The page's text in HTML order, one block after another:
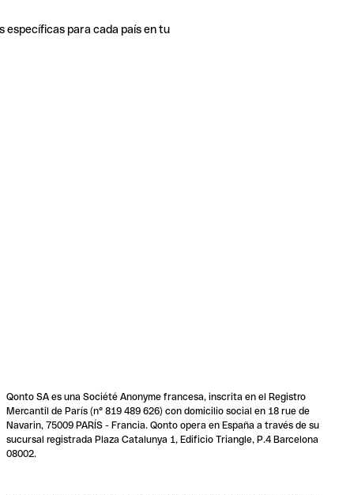
específicas para cada país en tu
Qonto SA es una Société Anonyme francesa, inscrita en el Registro
Mercantil de París (n° 819 489 626) con domicilio social en 18 rue de
Navarin, 75009 PARÍS - Francia. Qonto opera en España a través de su
sucursal registrada Plaza Catalunya 1, Edificio Triangle, P.4 Barcelona
08002.